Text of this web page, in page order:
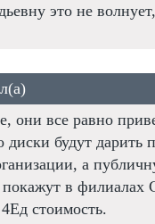
это не
они все равно
диски будут дарить
а
в филиалах
стоимость.